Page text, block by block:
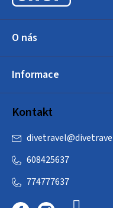
O nás
Informace
Kontakt
divetravel@
608425637
774777637